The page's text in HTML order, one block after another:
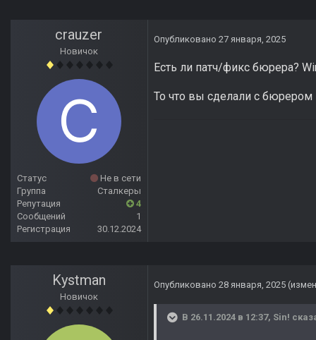
crauzer
Новичок
Статус
Не в сети
Группа
Сталкеры
Репутация
4
Сообщений
1
Регистрация
30.12.2024
Опубликовано 27 января, 2025
Есть ли патч/фикс бюрера?
То что вы сделали с
Kystman
Новичок
Опубликовано 28 января, 2025
В 26.11.2024 в 12:37, Sin!